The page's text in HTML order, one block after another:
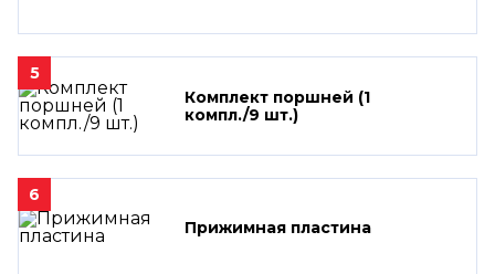
5
Комплект поршней (1
компл./9 шт.)
6
Прижимная пластина